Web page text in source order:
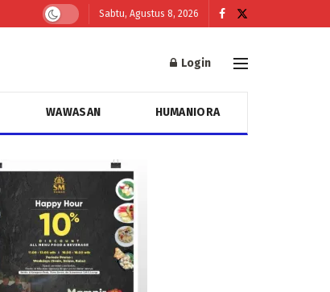
Sabtu, Agustus 8, 2026
Login
WAWASAN HUMANIORA